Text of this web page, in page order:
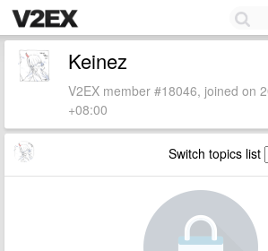
Keinez
V2EX member #18046, joined on
+08:00
Switch topics list